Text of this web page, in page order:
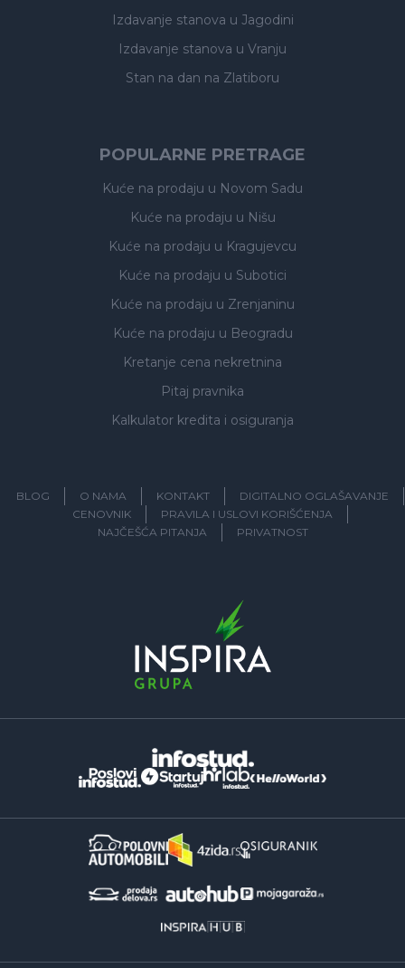
Izdavanje stanova u Jagodini
Izdavanje stanova u Vranju
Stan na dan na Zlatiboru
POPULARNE PRETRAGE
Kuće na prodaju u Novom Sadu
Kuće na prodaju u Nišu
Kuće na prodaju u Kragujevcu
Kuće na prodaju u Subotici
Kuće na prodaju u Zrenjaninu
Kuće na prodaju u Beogradu
Kretanje cena nekretnina
Pitaj pravnika
Kalkulator kredita i osiguranja
BLOG O NAMA KONTAKT
DIGITALNO OGLAŠAVANJE
CENOVNIK
PRAVILA I USLOVI KORIŠĆENJA
NAJČEŠĆA PITANJA
PRIVATNOST